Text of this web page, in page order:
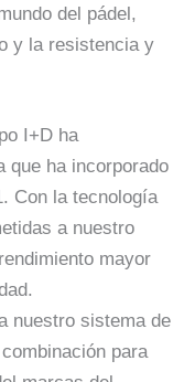
del pádel,
y la resistencia y
I+D ha
que ha incorporado
Con la tecnología
a nuestro
mayor
nuestro sistema de
para